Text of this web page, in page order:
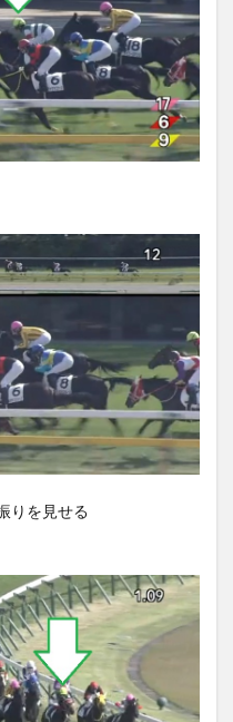
りを見せる